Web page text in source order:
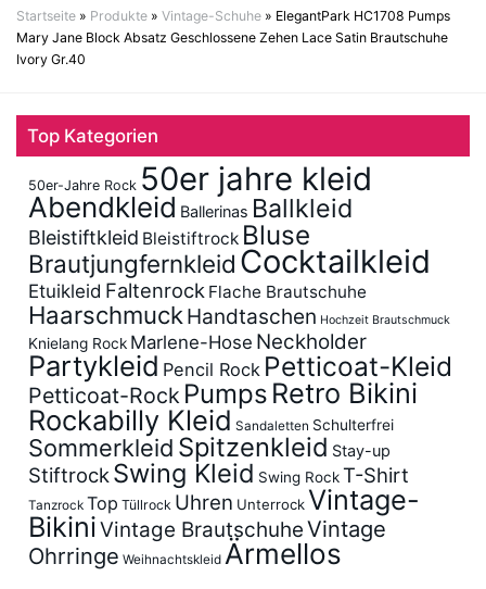
Startseite » Produkte » Vintage-Schuhe » ElegantPark HC1708 Pumps
Mary Jane Block Absatz Geschlossene Zehen Lace Satin Brautschuhe
Ivory Gr.40
Top Kategorien
50er-Jahre Rock 50er jahre kleid
Abendkleid Ballerinas Ballkleid
Bleistiftkleid Bleistiftrock Bluse
Brautjungfernkleid Cocktailkleid
Etuikleid Faltenrock Flache Brautschuhe
Haarschmuck Handtaschen Hochzeit Brautschmuck
Knielang Rock Marlene-Hose Neckholder
Partykleid Pencil Rock Petticoat-Kleid
Petticoat-Rock Pumps Retro Bikini
Rockabilly Kleid Sandaletten Schulterfrei
Sommerkleid Spitzenkleid Stay-up
Stiftrock Swing Kleid Swing RockT-Shirt
Tanzrock Top Tüllrock Uhren UnterrockVintage-
BikiniVintage BrautschuheVintage
Ohrringe Weihnachtskleid Ärmellos